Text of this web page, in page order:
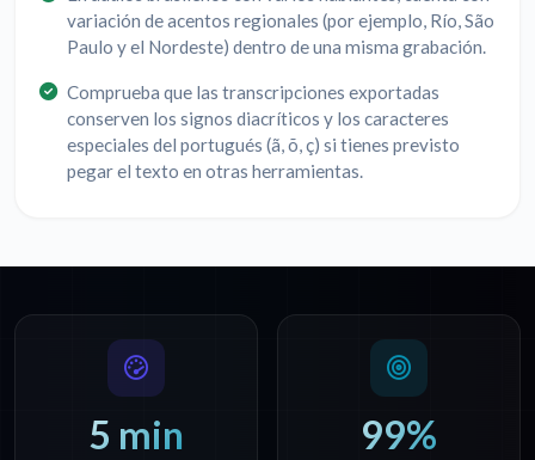
variación de acentos regionales (por ejemplo, Río, São
Paulo y el Nordeste) dentro de una misma grabación.
Comprueba que las transcripciones exportadas
conserven los signos diacríticos y los caracteres
especiales del portugués (ã, õ, ç) si tienes previsto
pegar el texto en otras herramientas.
5 min 99%